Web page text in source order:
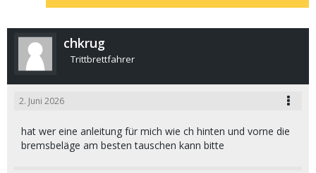
chkrug
Trittbrettfahrer
2. Juni 2026
hat wer eine anleitung für mich wie ch hinten und vorne die
bremsbeläge am besten tauschen kann bitte